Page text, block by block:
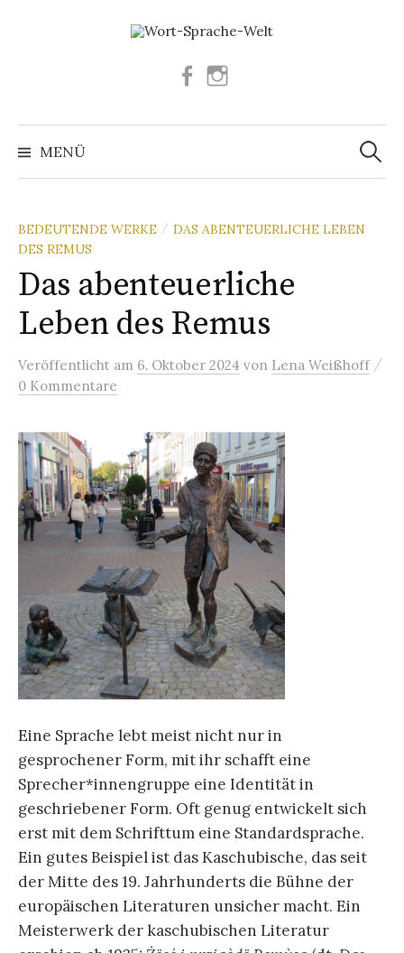
Facebook
MENÜ
Suchen
nach:
BEDEUTENDE WERKE / DAS ABENTEUERLICHE LEBEN
DES REMUS
Das abenteuerliche
Leben des Remus
Veröffentlicht am 6. Oktober 2024 von Lena Weißhoff /
0 Kommentare
Eine Sprache lebt meist nicht nur in
gesprochener Form, mit ihr schafft eine
Sprecher*innengruppe eine Identität in
geschriebener Form. Oft genug entwickelt sich
erst mit dem Schrifttum eine Standardsprache.
Ein gutes Beispiel ist das Kaschubische, das seit
der Mitte des 19. Jahrhunderts die Bühne der
europäischen Literaturen unsicher macht. Ein
Meisterwerk der kaschubischen Literatur